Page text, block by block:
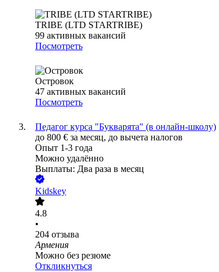
TRIBE (LTD STARTRIBE)
99 активных вакансий
Посмотреть
Островок
47 активных вакансий
Посмотреть
Педагог курса "Букварята" (в онлайн-школу)
до 800 € за месяц, до вычета налогов
Опыт 1-3 года
Можно удалённо
Выплаты: Два раза в месяц
Kidskey
4.8
•
204 отзыва
Армения
Можно без резюме
Откликнуться